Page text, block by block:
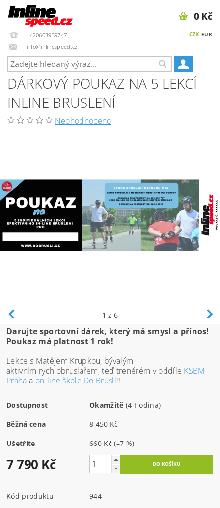
+420603939747
info@inlinespeed.cz
CZK EUR
0 Kč
DÁRKOVÝ POUKAZ NA 5 LEKCÍ
INLINE BRUSLENÍ
Neohodnoceno
1 z 6
Darujte sportovní dárek, který má smysl a přínos!
Poukaz má platnost 1 rok!
Lekce s Matějem Krupkou, bývalým
aktivním rychlobruslařem, teď trenérém v oddíle KSBM
Praha a on-line škole Do Bruslí!!
Dostupnost Okamžitě (4 Hodina)
Běžná cena 8 450 Kč
Ušetříte 660 Kč(–7 %)
7 790 Kč
Kód produktu
944